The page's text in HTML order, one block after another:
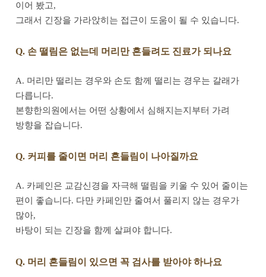
이어 봤고,
그래서 긴장을 가라앉히는 접근이 도움이 될 수 있습니다.
Q. 손 떨림은 없는데 머리만 흔들려도 진료가 되나요
A. 머리만 떨리는 경우와 손도 함께 떨리는 경우는 갈래가
다릅니다.
본향한의원에서는 어떤 상황에서 심해지는지부터 가려
방향을 잡습니다.
Q. 커피를 줄이면 머리 흔들림이 나아질까요
A. 카페인은 교감신경을 자극해 떨림을 키울 수 있어 줄이는
편이 좋습니다. 다만 카페인만 줄여서 풀리지 않는 경우가
많아,
바탕이 되는 긴장을 함께 살펴야 합니다.
Q. 머리 흔들림이 있으면 꼭 검사를 받아야 하나요